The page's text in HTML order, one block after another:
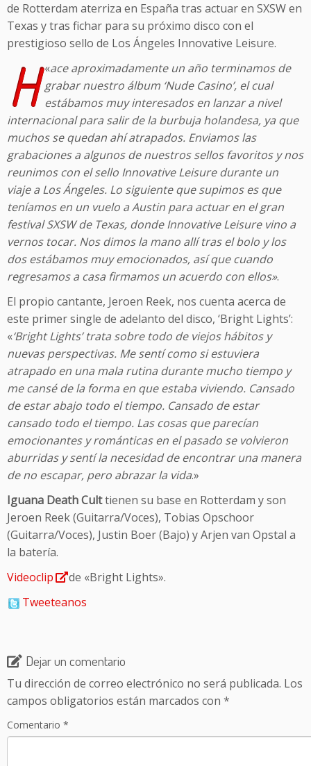
de Rotterdam aterriza en España tras actuar en SXSW en
Texas y tras fichar para su próximo disco con el
prestigioso sello de Los Ángeles Innovative Leisure.
«
H
ace aproximadamente un año terminamos de
grabar nuestro álbum ‘Nude Casino’, el cual
estábamos muy interesados ​​en lanzar a nivel
internacional para salir de la burbuja holandesa, ya que
muchos se quedan ahí atrapados. Enviamos las
grabaciones a algunos de nuestros sellos favoritos y nos
reunimos con el sello Innovative Leisure durante un
viaje a Los Ángeles. Lo siguiente que supimos es que
teníamos en un vuelo a Austin para actuar en el gran
festival SXSW de Texas, donde Innovative Leisure vino a
vernos tocar. Nos dimos la mano allí tras el bolo y los
dos estábamos muy emocionados, así que cuando
regresamos a casa firmamos un acuerdo con ellos».
El propio cantante, Jeroen Reek, nos cuenta acerca de
este primer single de adelanto del disco, ‘Bright Lights’:
«‘Bright Lights’ trata sobre todo de viejos hábitos y
nuevas perspectivas. Me sentí como si estuviera
atrapado en una mala rutina durante mucho tiempo y
me cansé de la forma en que estaba viviendo. Cansado
de estar abajo todo el tiempo. Cansado de estar
cansado todo el tiempo. Las cosas que parecían
emocionantes y románticas en el pasado se volvieron
aburridas y sentí la necesidad de encontrar una manera
de no escapar, pero abrazar la vida.»
Iguana Death Culttienen su base en Rotterdam y son
Jeroen Reek (Guitarra/Voces), Tobias Opschoor
(Guitarra/Voces), Justin Boer (Bajo) y Arjen van Opstal a
la batería.
Videoclip
de «Bright Lights».
Tweeteanos
Dejar un comentario
Tu dirección de correo electrónico no será publicada. Los
campos obligatorios están marcados con *
Comentario *